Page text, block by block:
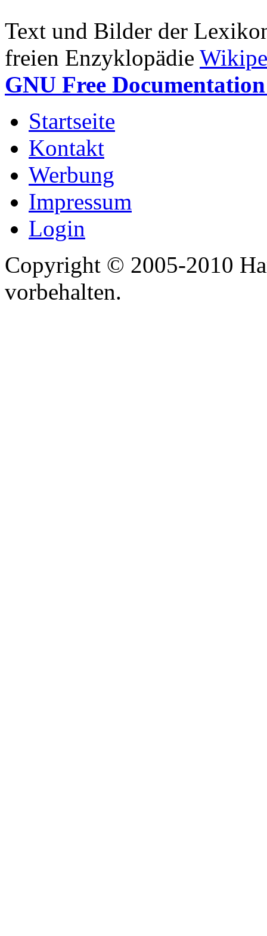
Text und Bilder der
freien Enzyklopädie
GNU Free
Startseite
Kontakt
Werbung
Impressum
Login
Copyright © 2005-2010
vorbehalten.